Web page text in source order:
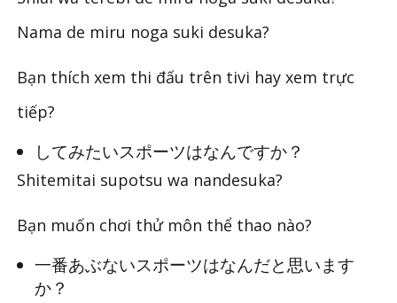
Nama de miru noga suki desuka?
Bạn thích xem thi đấu trên tivi hay xem trực
tiếp?
してみたいスポーツはなんですか？
Shitemitai supotsu wa nandesuka?
Bạn muốn chơi thử môn thể thao nào?
一番あぶないスポーツはなんだと思います
か？